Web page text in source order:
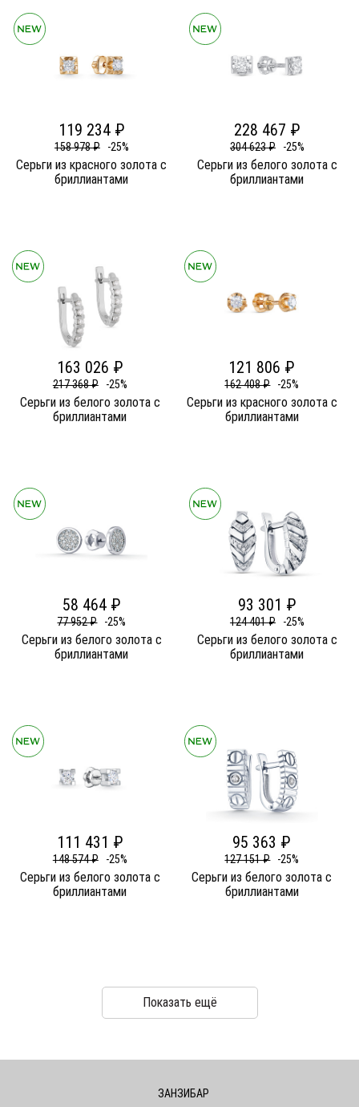
119 234 ₽
158 978 ₽ -25%
Серьги из красного золота c
бриллиантами
228 467 ₽
304 623 ₽ -25%
Серьги из белого золота c
бриллиантами
163 026 ₽
217 368 ₽ -25%
Серьги из белого золота c
бриллиантами
121 806 ₽
162 408 ₽ -25%
Серьги из красного золота c
бриллиантами
58 464 ₽
77 952 ₽ -25%
Серьги из белого золота c
бриллиантами
93 301 ₽
124 401 ₽ -25%
Серьги из белого золота c
бриллиантами
111 431 ₽
148 574 ₽ -25%
Серьги из белого золота c
бриллиантами
95 363 ₽
127 151 ₽ -25%
Серьги из белого золота c
бриллиантами
Показать ещё
ЗАНЗИБАР